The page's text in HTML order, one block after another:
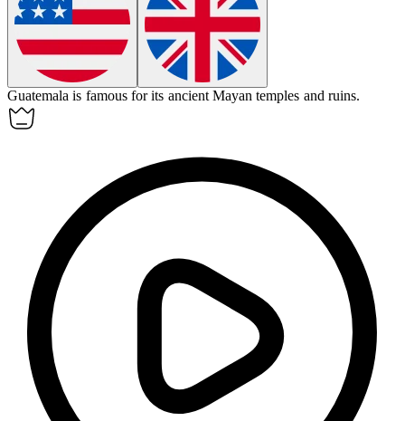
Guatemala is famous for its ancient Mayan temples and ruins.